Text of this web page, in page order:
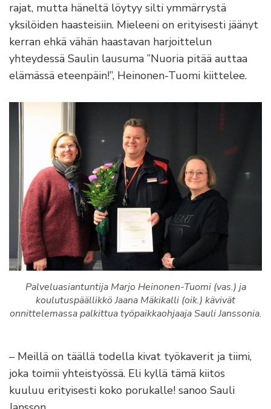
rajat, mutta häneltä löytyy silti ymmärrystä
yksilöiden haasteisiin. Mieleeni on erityisesti jäänyt
kerran ehkä vähän haastavan harjoittelun
yhteydessä Saulin lausuma ”Nuoria pitää auttaa
elämässä eteenpäin!”, Heinonen-Tuomi kiittelee.
Palveluasiantuntija Marjo Heinonen-Tuomi (vas.) ja
koulutuspäällikkö Jaana Mäkikalli (oik.) kävivät
onnittelemassa palkittua työpaikkaohjaaja Sauli Janssonia.
– Meillä on täällä todella kivat työkaverit ja tiimi,
joka toimii yhteistyössä. Eli kyllä tämä kiitos
kuuluu erityisesti koko porukalle! sanoo Sauli